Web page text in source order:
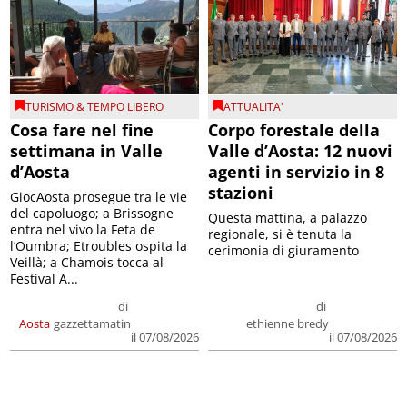
TURISMO & TEMPO LIBERO
Cosa fare nel fine
settimana in Valle
d’Aosta
Aosta
di
gazzettamatin
il 07/08/2026
GiocAosta prosegue tra le vie
del capoluogo; a Brissogne
entra nel vivo la Feta de
l’Oumbra; Etroubles ospita la
Veillà; a Chamois tocca al
Festival A...
ATTUALITA'
Corpo forestale della
Valle d’Aosta: 12 nuovi
agenti in servizio in 8
stazioni
di
ethienne bredy
il 07/08/2026
Questa mattina, a palazzo
regionale, si è tenuta la
cerimonia di giuramento